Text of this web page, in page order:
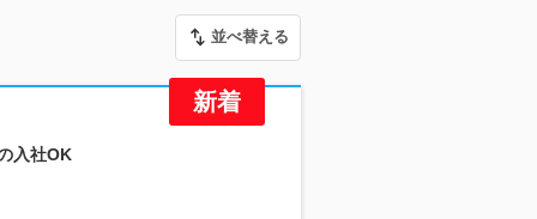
並べ替える
入社OK